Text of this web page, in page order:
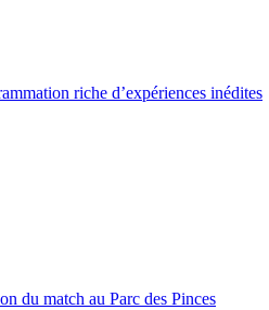
riche d’expériences inédites
du match au Parc des Pinces